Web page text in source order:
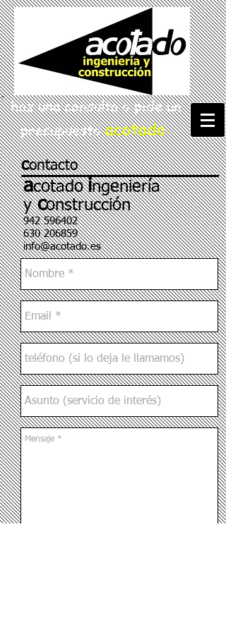
contacto
acotado ingeniería
yconstrucción
942 596402
630 206859
info@acotado.es
haz una consulta o pide un
presupuestoacotado